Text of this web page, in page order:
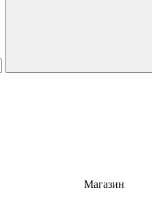
Магазин